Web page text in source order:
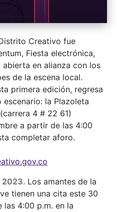
Creativo fue
Fiesta electrónica,
en alianza con los
de la escena local.
primera edición, regresa
escenario: la Plazoleta
4 # 22 61)
a partir de las 4:00
completar aforo.
2023. Los amantes de la
tienen una cita este 30
4:00 p.m. en la